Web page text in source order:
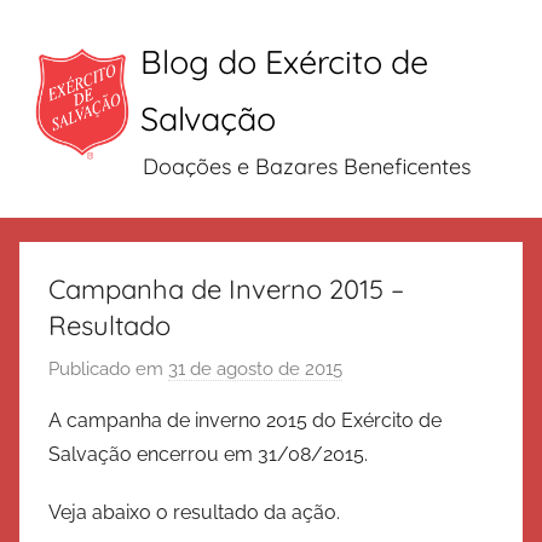
conteúdo
Blog do Exército de
Salvação
Doações e Bazares Beneficentes
Campanha de Inverno 2015 –
Resultado
Publicado em 31 de agosto de 2015
r
E
A campanha de inverno 2015 do Exército de
Salvação encerrou em 31/08/2015.
Veja abaixo o resultado da ação.